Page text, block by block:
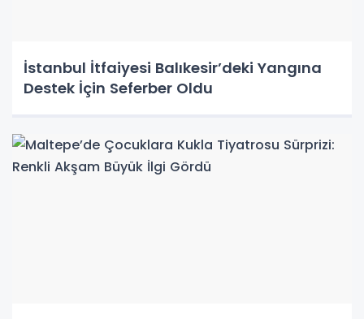
İstanbul İtfaiyesi Balıkesir’deki Yangına
Destek İçin Seferber Oldu